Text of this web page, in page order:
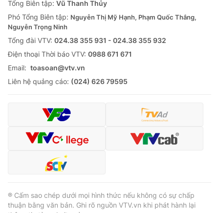
Sản phẩm
Thị trường
Tư vấn
Lịch phát sóng
Chuyên mục khác
Emagazine Podcast
Video Shorts video
VTV Money
VTV Sức khoẻ Bất động sản
Tổng Biên tập: Vũ Thanh Thủy
Phó Tổng Biên tập: Nguyễn Thị Mỹ Hạnh, Phạm Quốc Thắng,
Nguyễn Trọng Ninh
Tổng đài VTV: 024.38 355 931 - 024.38 355 932
Ðiện thoại Thời báo VTV: 0988 671 671
Email: toasoan@vtv.vn
Liên hệ quảng cáo: (024) 626 79595
® Cấm sao chép dưới mọi hình thức nếu không có sự chấp
thuận bằng văn bản. Ghi rõ nguồn VTV.vn khi phát hành lại